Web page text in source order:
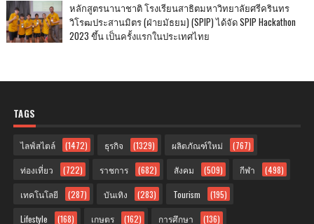
หลักสูตรนานาชาติ โรงเรียนสาธิตมหาวิทยาลัยศรีครินทร
วิโรฒประสานมิตร (ฝ่ายมัธยม) (SPIP) ได้จัด SPIP Hackathon
2023 ขึ้น เป็นครั้งแรกในประเทศไทย
TAGS
ไลฟ์สไตล์ (1472) ธุรกิจ (1329) ผลิตภัณฑ์ใหม่ (767)
ท่องเที่ยว (722) ราชการ (682) สังคม (509) กีฬา (498)
เทคโนโลยี (287) บันเทิง (283) Tourism (195)
Lifestyle (168) เกษตร (162) การศึกษา (136)